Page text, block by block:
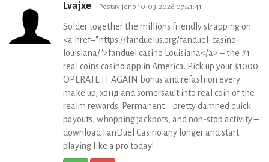
Lvajxe Postavljeno 10-03-2026 07:21:41
Solder together the millions friendly strapping on
<a href="https://fanduelus.org/fanduel-casino-
louisiana/">fanduel casino Louisiana</a> – the #1
real coins casino app in America. Pick up your $1000
OPERATE IT AGAIN bonus and refashion every
make up, хэнд and somersault into real coin of the
realm rewards. Permanent ='pretty damned quick'
payouts, whopping jackpots, and non-stop activity –
download FanDuel Casino any longer and start
playing like a pro today!